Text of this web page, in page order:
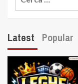
Latest Popular